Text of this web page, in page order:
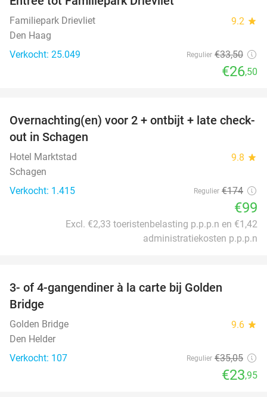
Familiepark Drievliet 9.2 star
Den Haag
Verkocht: 25.049
Regulier €33,50
€26,50
43%
Overnachting(en) voor 2 + ontbijt + late check-
out in Schagen
Hotel Marktstad 9.8 star
Schagen
Verkocht: 1.415
Regulier €174
€99
Excl. €2,33 toeristenbelasting p.p.p.n en €1,42
administratiekosten p.p.p.n
3- of 4-gangendiner à la carte bij Golden
Bridge
Golden Bridge 9.6 star
Den Helder
Verkocht: 107
Regulier €35,05
€23,95